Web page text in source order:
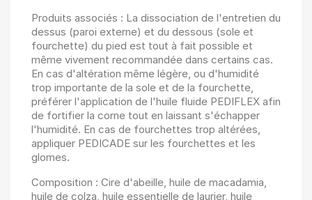
Produits associés : La dissociation de l'entretien du
dessus (paroi externe) et du dessous (sole et
fourchette) du pied est tout à fait possible et
même vivement recommandée dans certains cas.
En cas d'altération même légère, ou d'humidité
trop importante de la sole et de la fourchette,
préférer l'application de l'huile fluide PEDIFLEX afin
de fortifier la corne tout en laissant s'échapper
l'humidité. En cas de fourchettes trop altérées,
appliquer PEDICADE sur les fourchettes et les
glomes.
Composition : Cire d'abeille, huile de macadamia,
huile de colza, huile essentielle de laurier, huile